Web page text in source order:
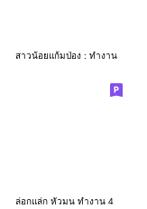
สาวน้อยแก้มป่อง : ทำงาน
ล่อกแล่ก หัวมน ทำงาน 4